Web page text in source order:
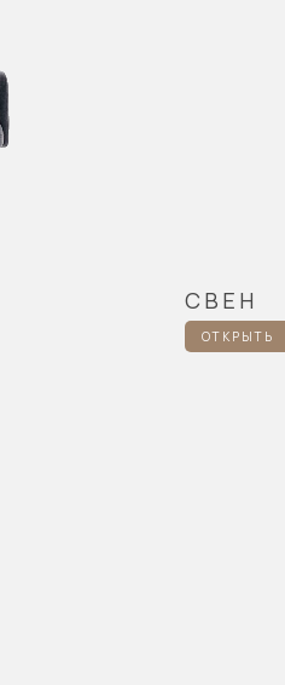
СВЕН
ОТКРЫТЬ